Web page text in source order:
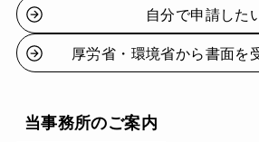
自分で申請した
厚労省・環境省から書面を
当事務所のご案内